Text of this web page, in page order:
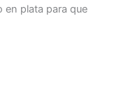
en plata para que